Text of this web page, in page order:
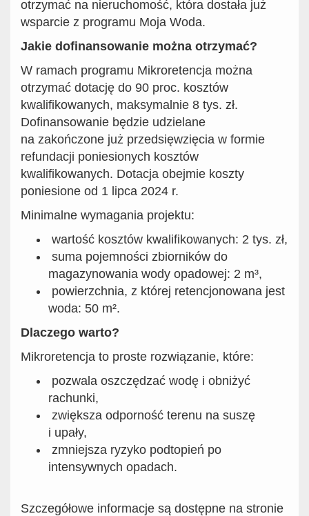
otrzymać na nieruchomość, która dostała już
wsparcie z programu Moja Woda.
Jakie dofinansowanie można otrzymać?
W ramach programu Mikroretencja można
otrzymać dotację do 90 proc. kosztów
kwalifikowanych, maksymalnie 8 tys. zł.
Dofinansowanie będzie udzielane
na zakończone już przedsięwzięcia w formie
refundacji poniesionych kosztów
kwalifikowanych. Dotacja obejmie koszty
poniesione od 1 lipca 2024 r.
Minimalne wymagania projektu:
wartość kosztów kwalifikowanych: 2 tys. zł,
suma pojemności zbiorników do
magazynowania wody opadowej: 2 m³,
powierzchnia, z której retencjonowana jest
woda: 50 m².
Dlaczego warto?
Mikroretencja to proste rozwiązanie, które:
pozwala oszczędzać wodę i obniżyć
rachunki,
zwiększa odporność terenu na suszę
i upały,
zmniejsza ryzyko podtopień po
intensywnych opadach.
Szczegółowe informacje są dostępne na stronie